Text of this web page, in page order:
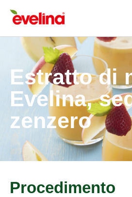
Estratto di
Evelina,
zenzero
Procedimento